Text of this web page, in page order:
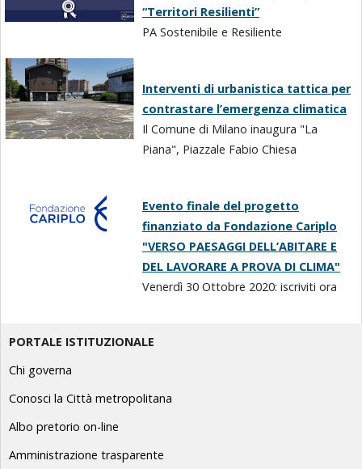
“Territori Resilienti”
PA Sostenibile e Resiliente
Interventi di urbanistica tattica per
contrastare l’emergenza climatica
Il Comune di Milano inaugura "La
Piana", Piazzale Fabio Chiesa
Evento finale del progetto
finanziato da Fondazione Cariplo
"VERSO PAESAGGI DELL’ABITARE E
DEL LAVORARE A PROVA DI CLIMA"
Venerdì 30 Ottobre 2020: iscriviti ora
PORTALE ISTITUZIONALE
Chi governa
Conosci la Città metropolitana
Albo pretorio on-line
Amministrazione trasparente